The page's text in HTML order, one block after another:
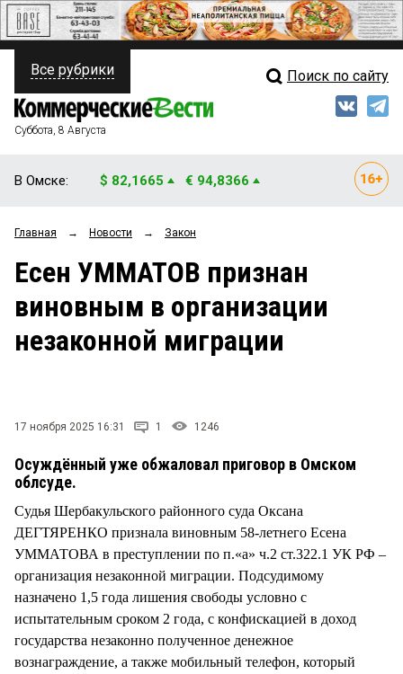
ПОЛИТИКА
ФИНАНСЫ
ОБЩЕСТВО
ЗАКОН
Свежий выпуск
Рейтинги
Блоги
Архив
Все рубрики Поиск по сайту
Суббота, 8 Августа
В Омске: $ 82,1665 € 94,8366
Главная → Новости → Закон
Есен УММАТОВ признан
виновным в организации
незаконной миграции
17 ноября 2025 16:31 1 1246
Осуждённый уже обжаловал приговор в Омском
облсуде.
Судья Шербакульского районного суда Оксана
ДЕГТЯРЕНКО признала виновным 58-летнего Есена
УММАТОВА в преступлении по п.«а» ч.2 ст.322.1 УК РФ –
организация незаконной миграции. Подсудимому
назначено 1,5 года лишения свободы условно с
испытательным сроком 2 года, с конфискацией в доход
государства незаконно полученное денежное
вознаграждение, а также мобильный телефон, который